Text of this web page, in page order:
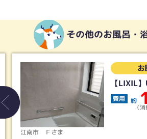
その他のお風呂・
Ｆさま
お風呂・浴室
【LIXIL】UB リデア
費用 125
（消費税、諸経費含